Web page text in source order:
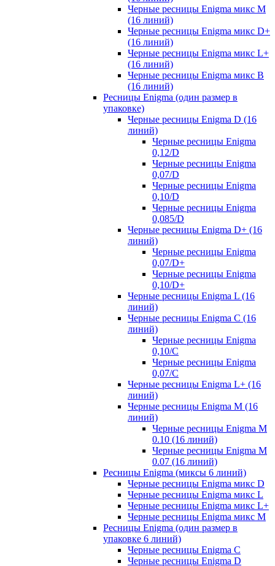
Черные ресницы Enigma микс M
(16 линий)
Черные ресницы Enigma микс D+
(16 линий)
Черные ресницы Enigma микс L+
(16 линий)
Черные ресницы Enigma микс В
(16 линий)
Ресницы Enigma (один размер в
упаковке)
Черные ресницы Enigma D (16
линий)
Черные ресницы Enigma
0,12/D
Черные ресницы Enigma
0,07/D
Черные ресницы Enigma
0,10/D
Черные ресницы Enigma
0,085/D
Черные ресницы Enigma D+ (16
линий)
Черные ресницы Enigma
0,07/D+
Черные ресницы Enigma
0,10/D+
Черные ресницы Enigma L (16
линий)
Черные ресницы Enigma C (16
линий)
Черные ресницы Enigma
0,10/C
Черные ресницы Enigma
0,07/С
Черные ресницы Enigma L+ (16
линий)
Черные ресницы Enigma M (16
линий)
Черные ресницы Enigma M
0.10 (16 линий)
Черные ресницы Enigma M
0.07 (16 линий)
Ресницы Enigma (миксы 6 линий)
Черные ресницы Enigma микс D
Черные ресницы Enigma микс L
Черные ресницы Enigma микс L+
Черные ресницы Enigma микс M
Ресницы Enigma (один размер в
упаковке 6 линий)
Черные ресницы Enigma C
Черные ресницы Enigma D